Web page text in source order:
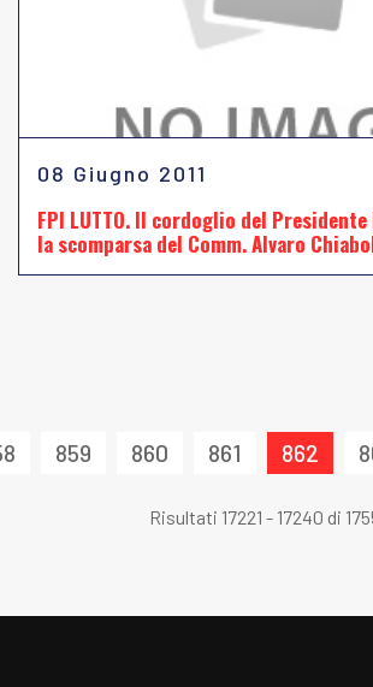
08 Giugno 2011
FPI LUTTO. Il cordoglio del
la scomparsa del Comm. Alvaro
859 860 861 862
Risultati 17221 - 17240 di